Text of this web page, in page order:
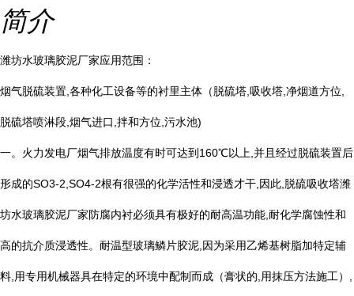
简介
潍坊水玻璃胶泥厂家应用范围：
烟气脱硫装置 各种化工设备等的衬里主体（脱硫塔 吸收塔 净烟道方位
脱硫塔喷淋段 烟气进口 拌和方位 污水池)
一。火力发电厂烟气排放温度有时可达到 160℃以上 并且经过脱硫装置后
形成的SO3-2,SO4-2根有很强的化学活性和浸透才干 因此 脱硫吸收塔潍
坊水玻璃胶泥厂家防腐内衬必须具有极好的耐高温功能 耐化学腐蚀性和
高的抗介质浸透性。耐温型玻璃鳞片胶泥 因为采用乙烯基树脂加特定辅
料 用专用机械器具在特定的环境中配制而成（膏状的 用抹压方法施工）